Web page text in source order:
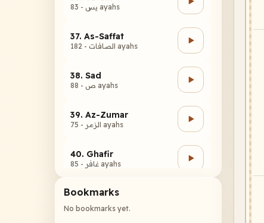
يس - 83 ayahs
37. As-Saffat
الصافات - 182 ayahs
38. Sad
ص - 88 ayahs
39. Az-Zumar
الزمر - 75 ayahs
40. Ghafir
غافر - 85 ayahs
41. Fussilat
Bookmarks
No bookmarks yet.